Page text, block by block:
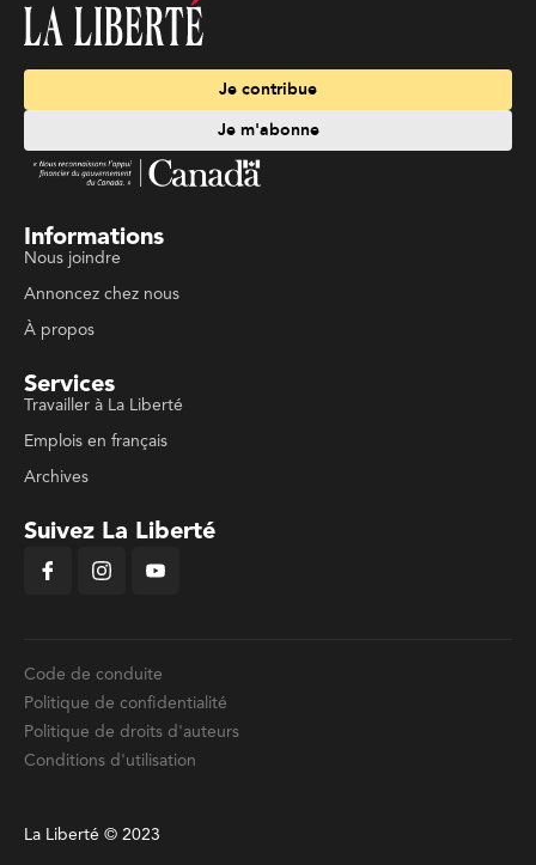
Je contribue
Je m'abonne
Informations
Nous joindre
Annoncez chez nous
À propos
Services
Travailler à La Liberté
Emplois en français
Archives
Suivez La Liberté
Code de conduite
Politique de confidentialité
Politique de droits d'auteurs
Conditions d'utilisation
La Liberté © 2023